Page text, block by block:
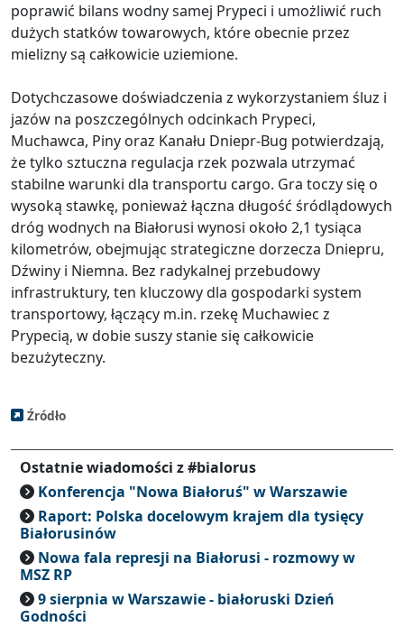
poprawić bilans wodny samej Prypeci i umożliwić ruch
dużych statków towarowych, które obecnie przez
mielizny są całkowicie uziemione.
Dotychczasowe doświadczenia z wykorzystaniem śluz i
jazów na poszczególnych odcinkach Prypeci,
Muchawca, Piny oraz Kanału Dniepr-Bug potwierdzają,
że tylko sztuczna regulacja rzek pozwala utrzymać
stabilne warunki dla transportu cargo. Gra toczy się o
wysoką stawkę, ponieważ łączna długość śródlądowych
dróg wodnych na Białorusi wynosi około 2,1 tysiąca
kilometrów, obejmując strategiczne dorzecza Dniepru,
Dźwiny i Niemna. Bez radykalnej przebudowy
infrastruktury, ten kluczowy dla gospodarki system
transportowy, łączący m.in. rzekę Muchawiec z
Prypecią, w dobie suszy stanie się całkowicie
bezużyteczny.
Źródło
Ostatnie wiadomości z #bialorus
Konferencja "Nowa Białoruś" w Warszawie
Raport: Polska docelowym krajem dla tysięcy
Białorusinów
Nowa fala represji na Białorusi - rozmowy w
MSZ RP
9 sierpnia w Warszawie - białoruski Dzień
Godności